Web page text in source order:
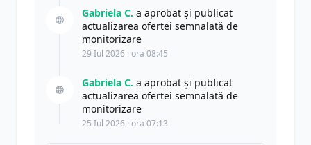
Gabriela C. a aprobat și publicat
actualizarea ofertei semnalată de
monitorizare
29 Iul 2026 · ora 08:45
Gabriela C. a aprobat și publicat
actualizarea ofertei semnalată de
monitorizare
25 Iul 2026 · ora 07:13